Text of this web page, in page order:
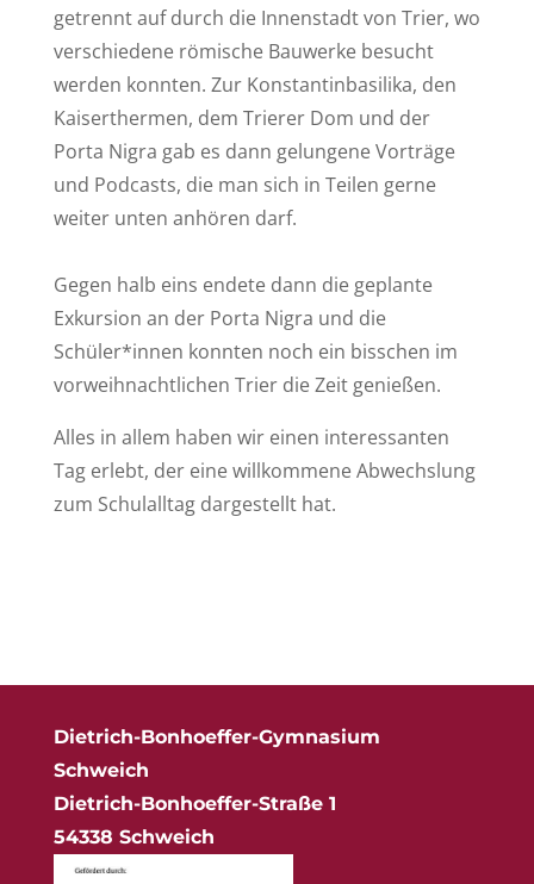
getrennt auf durch die Innenstadt von Trier, wo
verschiedene römische Bauwerke besucht
werden konnten. Zur Konstantinbasilika, den
Kaiserthermen, dem Trierer Dom und der
Porta Nigra gab es dann gelungene Vorträge
und Podcasts, die man sich in Teilen gerne
weiter unten anhören darf.
Gegen halb eins endete dann die geplante
Exkursion an der Porta Nigra und die
Schüler*innen konnten noch ein bisschen im
vorweihnachtlichen Trier die Zeit genießen.
Alles in allem haben wir einen interessanten
Tag erlebt, der eine willkommene Abwechslung
zum Schulalltag dargestellt hat.
Dietrich-Bonhoeffer-Gymnasium
Schweich
Dietrich-Bonhoeffer-Straße 1
54338 Schweich